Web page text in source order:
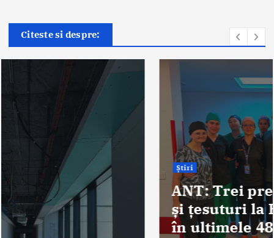
Citeste si despre:
ANT: Trei prelevări de organe
și țesuturi la Bistrița și Oradea
în ultimele 48 de ore